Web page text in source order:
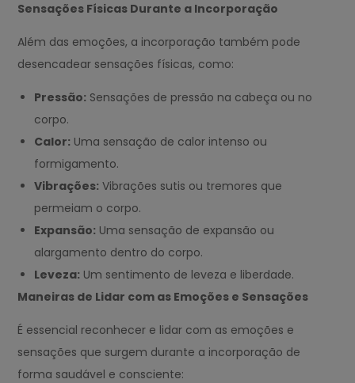
Sensações Físicas Durante a Incorporação
Além das emoções, a incorporação também pode
desencadear sensações físicas, como:
Pressão: Sensações de pressão na cabeça ou no
corpo.
Calor: Uma sensação de calor intenso ou
formigamento.
Vibrações: Vibrações sutis ou tremores que
permeiam o corpo.
Expansão: Uma sensação de expansão ou
alargamento dentro do corpo.
Leveza: Um sentimento de leveza e liberdade.
Maneiras de Lidar com as Emoções e Sensações
É essencial reconhecer e lidar com as emoções e
sensações que surgem durante a incorporação de
forma saudável e consciente: